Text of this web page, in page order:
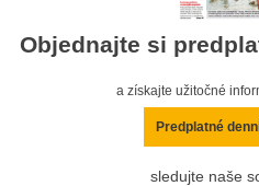
Objednajte si
a získajte užitočné
Predplatné
sledujte naše